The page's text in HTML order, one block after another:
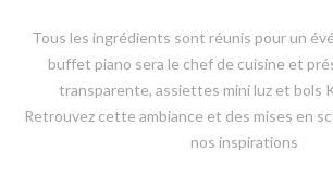
Tous les ingrédients sont réunis pour un
buffet piano sera le chef de cuisine et
transparente, assiettes mini luz et bols
Retrouvez cette ambiance et des mises en
nos inspirations